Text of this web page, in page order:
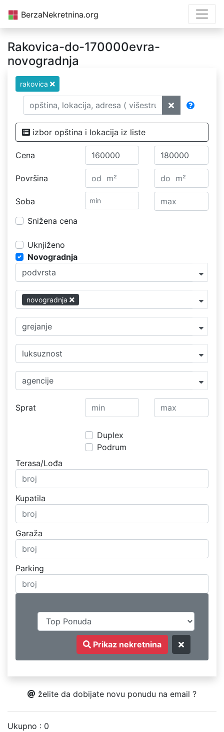
BerzaNekretnina.org
Rakovica-do-170000evra-
novogradnja
rakovica
izbor opština i lokacija iz liste
Cena
Površina
Soba
Snižena cena
Uknjiženo
Novogradnja
podvrsta
novogradnja
grejanje
luksuznost
agencije
Sprat
Duplex
Podrum
Terasa/Lođa
Kupatila
Garaža
Parking
Prikaz nekretnina
želite da dobijate novu ponudu na email ?
Ukupno : 0